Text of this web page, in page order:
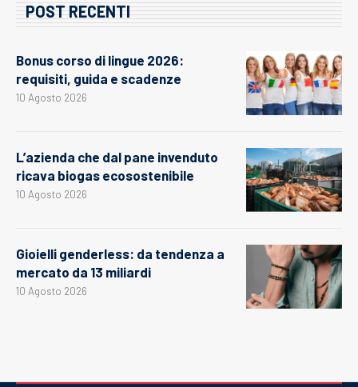
POST RECENTI
Bonus corso di lingue 2026:
requisiti, guida e scadenze
10 Agosto 2026
L’azienda che dal pane invenduto
ricava biogas ecosostenibile
10 Agosto 2026
Gioielli genderless: da tendenza a
mercato da 13 miliardi
10 Agosto 2026